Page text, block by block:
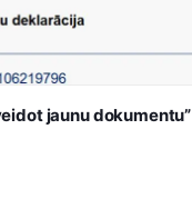
jaunu dokumentu”